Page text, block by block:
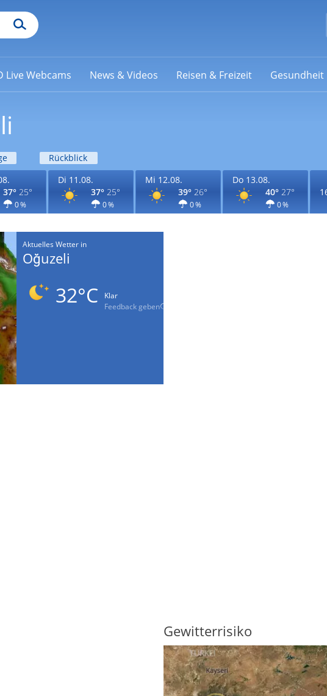
Live Webcams News & Videos Reisen & Freizeit Gesundheit
Rückblick
37° 25°
0 %
Di 11.08.
37° 25°
0 %
Mi 12.08.
39° 26°
0 %
Do 13.08.
40° 27°
0 %
Aktuelles Wetter in
Oğuzeli
32°C
Klar
Feedback geben
Gewitterrisiko